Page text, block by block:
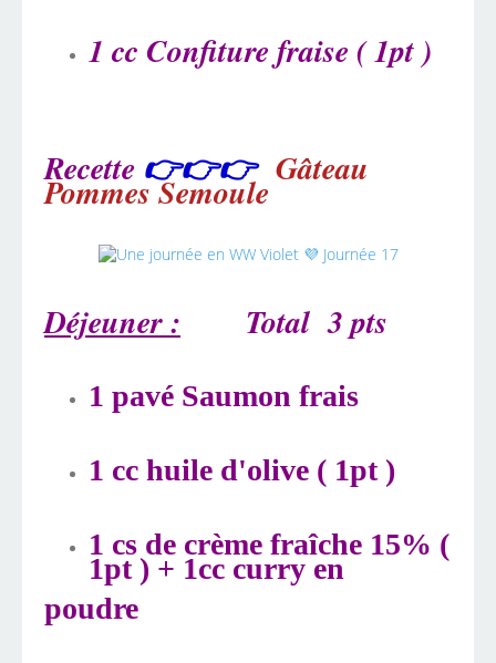
1 cc Confiture fraise ( 1pt )
Recette 👉👉👉 Gâteau
Pommes Semoule
Déjeuner : Total 3 pts
1 pavé Saumon frais
1 cc huile d'olive ( 1pt )
1 cs de crème fraîche 15% (
1pt ) + 1cc curry en
poudre